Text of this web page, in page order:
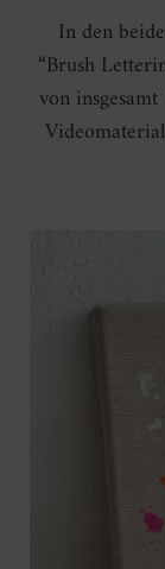
In den
“Brush
von